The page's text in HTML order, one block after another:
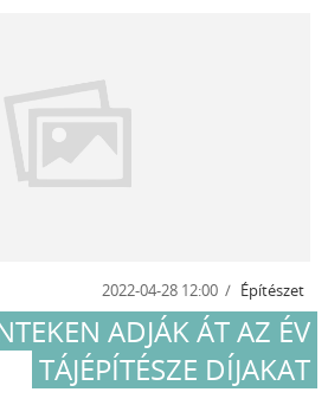
2022-04-28 12:00 Építészet
ADJÁK ÁT AZ ÉV
TÁJÉPÍTÉSZE DÍJAKAT